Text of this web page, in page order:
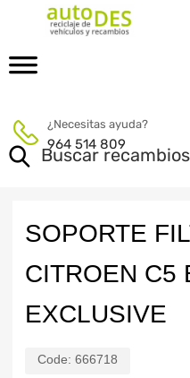
¿Necesitas ayuda?
964 514 809
SOPORTE
CITROEN C5
EXCLUSIVE
Code: 666718